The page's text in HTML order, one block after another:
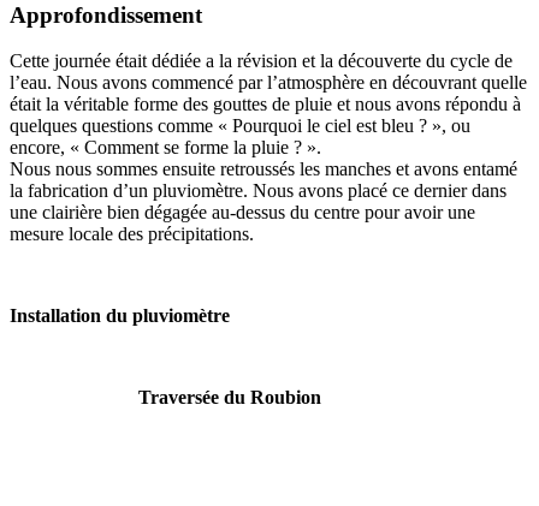
Approfondissement
Cette journée était dédiée a la révision et la découverte du cycle de
l’eau. Nous avons commencé par l’atmosphère en découvrant quelle
était la véritable forme des gouttes de pluie et nous avons répondu à
quelques questions comme « Pourquoi le ciel est bleu ? », ou
encore, « Comment se forme la pluie ? ».
Nous nous sommes ensuite retroussés les manches et avons entamé
la fabrication d’un pluviomètre. Nous avons placé ce dernier dans
une clairière bien dégagée au-dessus du centre pour avoir une
mesure locale des précipitations.
Installation du pluviomètre
Traversée du Roubion